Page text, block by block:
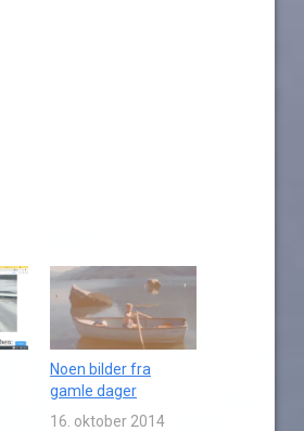
Noen bilder fra
gamle dager
16. oktober 2014